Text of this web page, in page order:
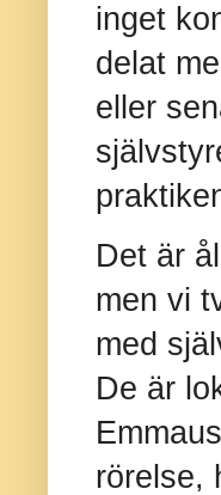
inget
delat
eller
Det är
men vi
med
De är
rörelse,